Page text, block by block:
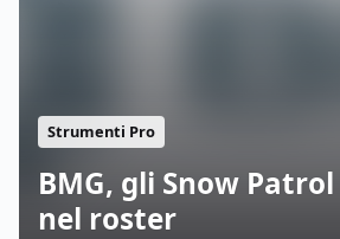
Strumenti Pro
BMG, gli Snow
nel roster